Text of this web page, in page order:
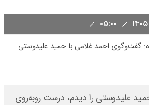
گفت‌وگوی احمد غلامی با حمید علیدوستی
علیدوستی را دیدم، درست روبه‌روی